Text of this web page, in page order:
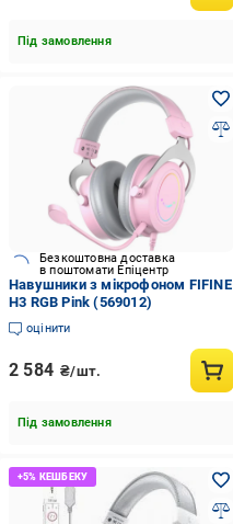
Під замовлення
Безкоштовна доставка
в поштомати Епіцентр
Навушники з мікрофоном FIFINE
H3 RGB Pink (569012)
оцінити
2 584 ₴/шт.
Під замовлення